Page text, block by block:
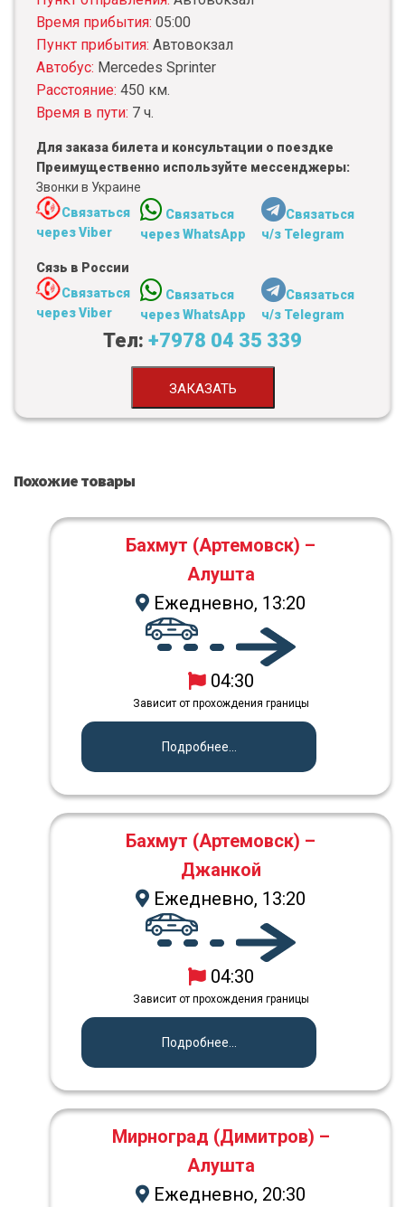
Время прибытия: 05:00
Пункт прибытия: Автовокзал
Автобус: Mercedes Sprinter
Расстояние: 450 км.
Время в пути: 7 ч.
Для заказа билета и консультации о поездке
Преимущественно используйте мессенджеры:
Звонки в Украине
Связаться
через Viber
Связаться
через WhatsApp
Связаться
ч/з Telegram
Сязь в России
Связаться
через Viber
Связаться
через WhatsApp
Связаться
ч/з Telegram
Тел: +7978 04 35 339
ЗАКАЗАТЬ
Похожие товары
Бахмут (Артемовск) –
Алушта
Ежедневно, 13:20
04:30
Зависит от прохождения границы
Подробнее...
Бахмут (Артемовск) –
Джанкой
Ежедневно, 13:20
04:30
Зависит от прохождения границы
Подробнее...
Мирноград (Димитров) –
Алушта
Ежедневно, 20:30